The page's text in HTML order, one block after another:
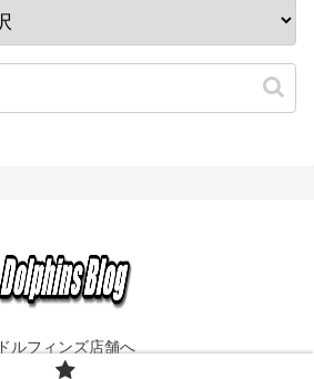
ドルフィンズ店舗へ